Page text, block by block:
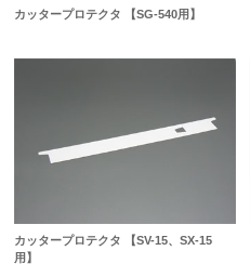
カッタープロテクタ 【SG-540用】
カッタープロテクタ 【SV-15、SX-15
用】